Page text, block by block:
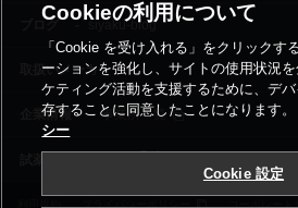
siyaku-blog
取扱いメーカー
事業所一覧
Cookieの利用について
「Cookie を受け入れる」をクリックす
ーションを強化し、サイトの使用状況
ケティング活動を支援するために、デ
存することに同意したことになります。
シー
Cookie 設定